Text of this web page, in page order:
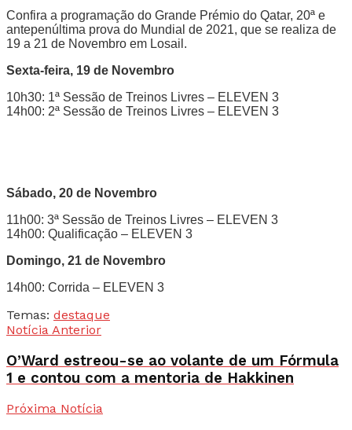
Confira a programação do Grande Prémio do Qatar, 20ª e
antepenúltima prova do Mundial de 2021, que se realiza de
19 a 21 de Novembro em Losail.
Sexta-feira, 19 de Novembro
10h30: 1ª Sessão de Treinos Livres – ELEVEN 3
14h00: 2ª Sessão de Treinos Livres – ELEVEN 3
Sábado, 20 de Novembro
11h00: 3ª Sessão de Treinos Livres – ELEVEN 3
14h00: Qualificação – ELEVEN 3
Domingo, 21 de Novembro
14h00: Corrida – ELEVEN 3
Temas: destaque
Notícia Anterior
O’Ward estreou-se ao volante de um Fórmula
1 e contou com a mentoria de Hakkinen
Próxima Notícia